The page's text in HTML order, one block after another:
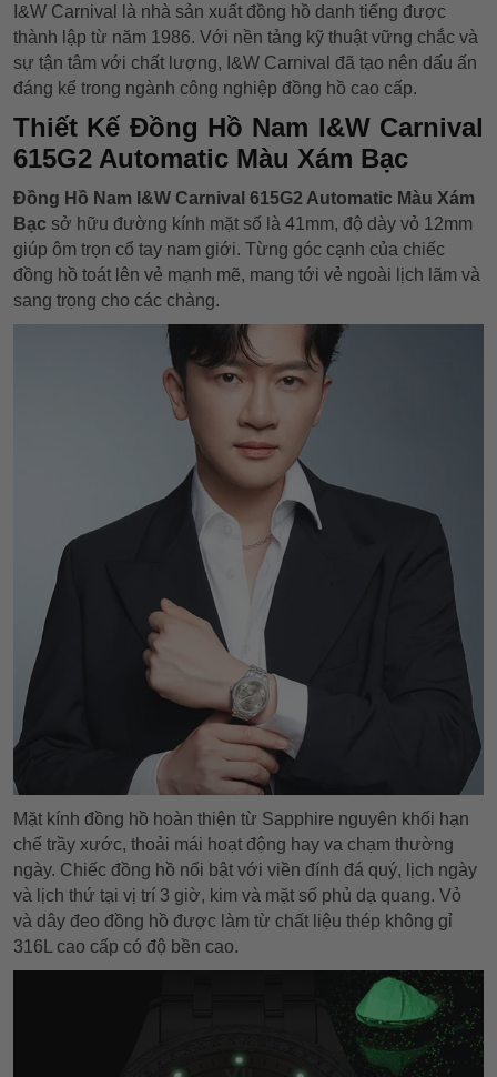
I&W Carnival là nhà sản xuất đồng hồ danh tiếng được
thành lập từ năm 1986. Với nền tảng kỹ thuật vững chắc và
sự tận tâm với chất lượng, I&W Carnival đã tạo nên dấu ấn
đáng kể trong ngành công nghiệp đồng hồ cao cấp.
Thiết Kế Đồng Hồ Nam I&W Carnival
615G2 Automatic Màu Xám Bạc
Đồng Hồ Nam I&W Carnival 615G2 Automatic Màu Xám
Bạc sở hữu đường kính mặt số là 41mm, độ dày vỏ 12mm
giúp ôm trọn cổ tay nam giới. Từng góc cạnh của chiếc
đồng hồ toát lên vẻ mạnh mẽ, mang tới vẻ ngoài lịch lãm và
sang trọng cho các chàng.
Mặt kính đồng hồ hoàn thiện từ Sapphire nguyên khối hạn
chế trầy xước, thoải mái hoạt động hay va chạm thường
ngày. Chiếc đồng hồ nổi bật với viền đính đá quý, lịch ngày
và lịch thứ tại vị trí 3 giờ, kim và mặt số phủ dạ quang. Vỏ
và dây đeo đồng hồ được làm từ chất liệu thép không gỉ
316L cao cấp có độ bền cao.